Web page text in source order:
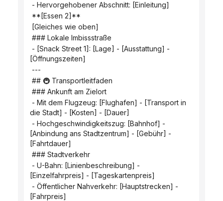
- Hervorgehobener Abschnitt: [Einleitung]
**[Essen 2]**
[Gleiches wie oben]
### Lokale Imbissstraße
[Öffnungszeiten]
---
## 🚇 Transportleitfaden
### Ankunft am Zielort
die Stadt] - [Kosten] - [Dauer]
[Anbindung ans Stadtzentrum] - [Gebühr] -
[Fahrtdauer]
### Stadtverkehr
[Einzelfahrpreis] - [Tageskartenpreis]
[Fahrpreis]